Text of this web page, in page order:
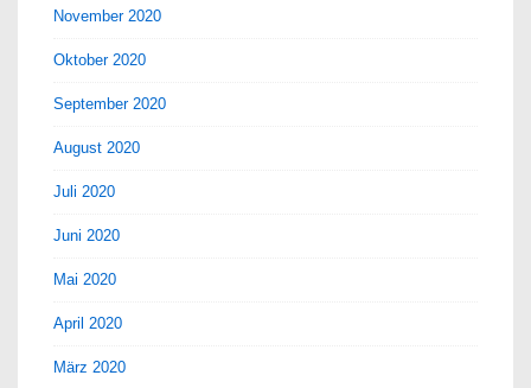
November 2020
Oktober 2020
September 2020
August 2020
Juli 2020
Juni 2020
Mai 2020
April 2020
März 2020